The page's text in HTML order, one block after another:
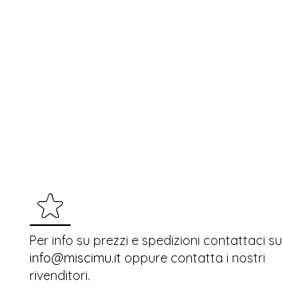
Per info su prezzi e spedizioni contattaci su
info@miscimu.it oppure contatta i nostri
rivenditori.